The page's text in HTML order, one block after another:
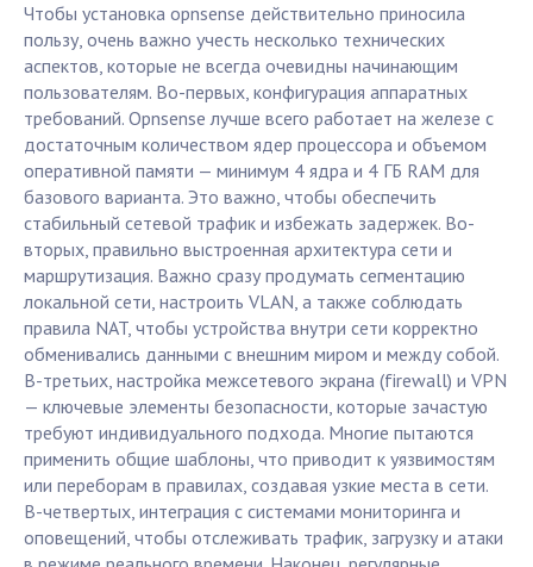
Чтобы установка opnsense действительно приносила
пользу, очень важно учесть несколько технических
аспектов, которые не всегда очевидны начинающим
пользователям. Во-первых, конфигурация аппаратных
требований. Opnsense лучше всего работает на железе с
достаточным количеством ядер процессора и объемом
оперативной памяти — минимум 4 ядра и 4 ГБ RAM для
базового варианта. Это важно, чтобы обеспечить
стабильный сетевой трафик и избежать задержек. Во-
вторых, правильно выстроенная архитектура сети и
маршрутизация. Важно сразу продумать сегментацию
локальной сети, настроить VLAN, а также соблюдать
правила NAT, чтобы устройства внутри сети корректно
обменивались данными с внешним миром и между собой.
В-третьих, настройка межсетевого экрана (firewall) и VPN
— ключевые элементы безопасности, которые зачастую
требуют индивидуального подхода. Многие пытаются
применить общие шаблоны, что приводит к уязвимостям
или переборам в правилах, создавая узкие места в сети.
В-четвертых, интеграция с системами мониторинга и
оповещений, чтобы отслеживать трафик, загрузку и атаки